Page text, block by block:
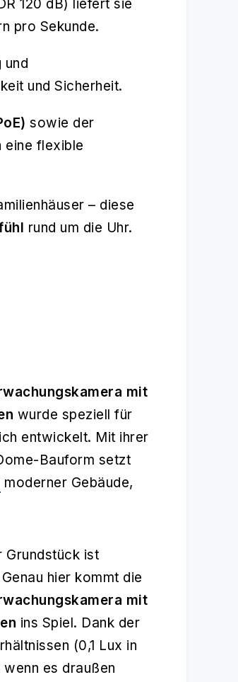
120 dB) liefert sie
pro Sekunde.
und
und Sicherheit.
sowie der
eine flexible
– diese
rund um die Uhr.
mit
wurde speziell für
entwickelt. Mit ihrer
Bauform setzt
moderner Gebäude,
Grundstück ist
hier kommt die
mit
ins Spiel. Dank der
(0,1 Lux in
es draußen